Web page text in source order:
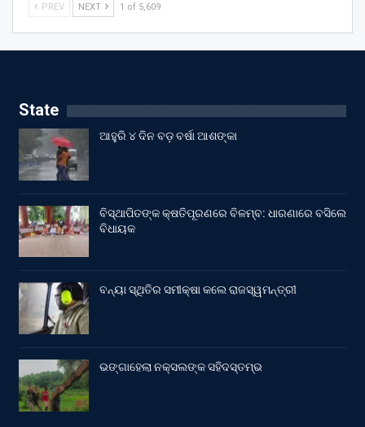
PREV NEXT 1 of 5,609
State
ଆହୁରି ୪ ଦିନ ବଡ଼ ବର୍ଷା ଆଶଙ୍କା
ବିସ୍ଥାପିତଙ୍କ କ୍ଷତିପୂରଣରେ ବିଳମ୍ବ: ଧାରଣାରେ ବସିଲେ
ବିଧାୟକ
ବନ୍ୟା ସ୍ଥିତିର ସମୀକ୍ଷା କଲେ ରାଜସ୍ୱମନ୍ତ୍ରୀ
ଭଙ୍ଗାହେଲା ନକ୍ସଲଙ୍କ ସହିଦସ୍ତମ୍ଭ